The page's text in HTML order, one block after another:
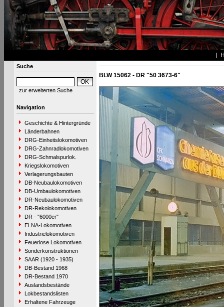
Suche
zur erweiterten Suche
Navigation
Geschichte & Hintergründe
Länderbahnen
DRG-Einheitslokomotiven
DRG-Zahnradlokomotiven
DRG-Schmalspurlok.
Kriegslokomotiven
Verlagerungsbauten
DB-Neubaulokomotiven
DB-Umbaulokomotiven
DR-Neubaulokomotiven
DR-Rekolokomotiven
DR - "6000er"
ELNA-Lokomotiven
Industrielokomotiven
Feuerlose Lokomotiven
Sonderkonstruktionen
SAAR (1920 - 1935)
DB-Bestand 1968
DR-Bestand 1970
Auslandsbestände
Lokbestandslisten
Erhaltene Fahrzeuge
BLW 15062 - DR "50 3673-6"